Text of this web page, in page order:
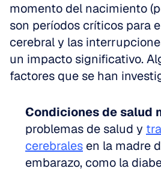
momento del nacimiento
son períodos críticos para
cerebral y las
un impacto significativo.
factores que se han
Condiciones de salud
problemas de salud y
cerebrales en la madre
embarazo, como la